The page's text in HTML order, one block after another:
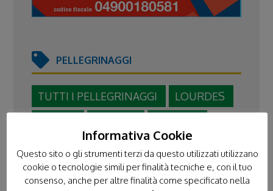
PELLEGRINAGGI
TUTTI I PELLEGRINAGGI
LOURDES
Informativa Cookie
Questo sito o gli strumenti terzi da questo utilizzati utilizzano
cookie o tecnologie simili per finalità tecniche e, con il tuo
consenso, anche per altre finalità come specificato nella